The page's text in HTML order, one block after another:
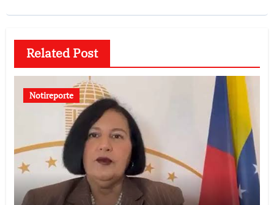
Related Post
Notireporte